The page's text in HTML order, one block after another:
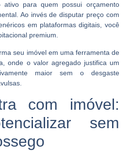
para quem possui orçamento
Ao invés de disputar preço com
em plataformas digitais, você
premium.
seu imóvel em uma ferramenta de
onde o valor agregado justifica um
maior sem o desgaste
com imóvel:
sem